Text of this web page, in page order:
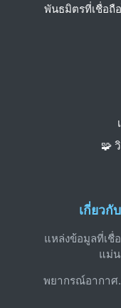
เกี่ยวกั
แหล่งข้อมูลที่เชื่
แม่น
พยากรณ์อากาศ
พันธมิตรที่เชื่อถื
🧩